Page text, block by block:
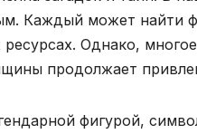
Каждый может найти
Однако,
продолжает
фигурой,